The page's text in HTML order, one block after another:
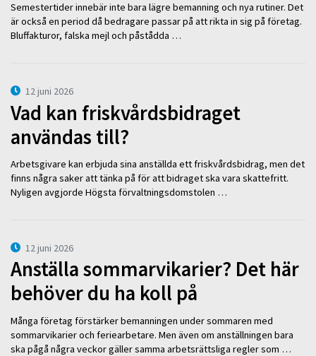
Semestertider innebär inte bara lägre bemanning och nya rutiner. Det
är också en period då bedragare passar på att rikta in sig på företag.
Bluffakturor, falska mejl och påstådda …
12 juni 2026
Vad kan friskvårdsbidraget
användas till?
Arbetsgivare kan erbjuda sina anställda ett friskvårdsbidrag, men det
finns några saker att tänka på för att bidraget ska vara skattefritt.
Nyligen avgjorde Högsta förvaltningsdomstolen …
12 juni 2026
Anställa sommarvikarier? Det här
behöver du ha koll på
Många företag förstärker bemanningen under sommaren med
sommarvikarier och feriearbetare. Men även om anställningen bara
ska pågå några veckor gäller samma arbetsrättsliga regler som …